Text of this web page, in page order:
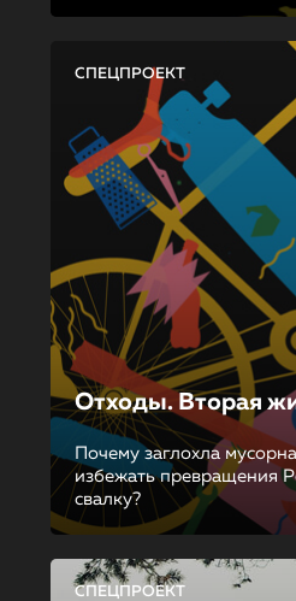
СПЕЦПРОЕКТ
Отходы. Вторая
Почему заглохла
избежать превращения
свалку?
СПЕЦПРОЕКТ